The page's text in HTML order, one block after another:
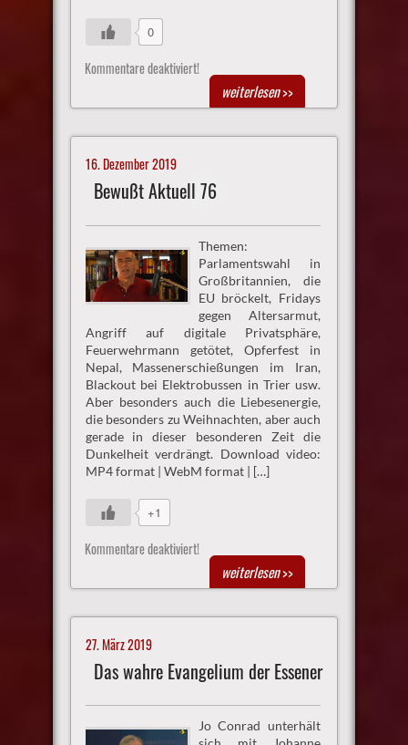
0
Kommentare deaktiviert!
weiterlesen>>
16. Dezember 2019
Bewußt Aktuell 76
Themen:
Parlamentswahl in
Großbritannien, die
EU bröckelt, Fridays
gegen Altersarmut,
Angriff auf digitale Privatsphäre,
Feuerwehrmann getötet, Opferfest in
Nepal, Massenerschießungen im Iran,
Blackout bei Elektrobussen in Trier usw.
Aber besonders auch die Liebesenergie,
die besonders zu Weihnachten, aber auch
gerade in dieser besonderen Zeit die
Dunkelheit verdrängt. Download video:
MP4 format | WebM format | […]
+1
Kommentare deaktiviert!
weiterlesen>>
27. März 2019
Das wahre Evangelium der Essener
Jo Conrad unterhält